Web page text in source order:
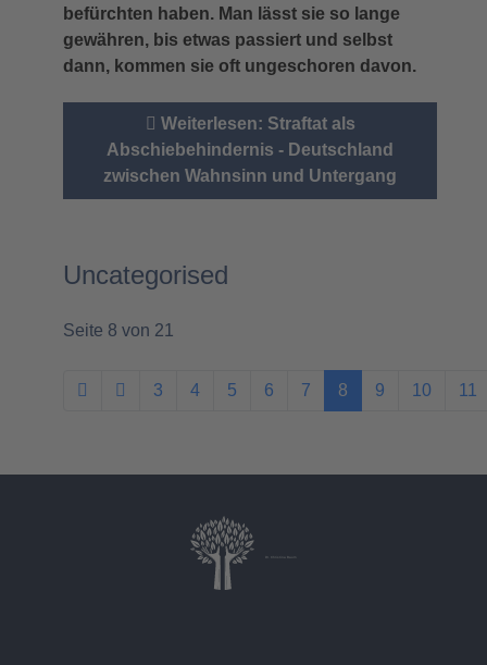
befürchten haben. Man lässt sie so lange
gewähren, bis etwas passiert und selbst
dann, kommen sie oft ungeschoren davon.
Weiterlesen: Straftat als
Abschiebehindernis - Deutschland
zwischen Wahnsinn und Untergang
Uncategorised
Seite 8 von 21
3 4 5 6 7 8 9 10 11
Dr. Christina Baum